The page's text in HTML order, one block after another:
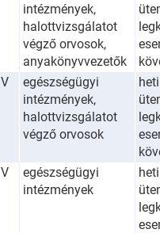
intézmények,
halottvizsgálatot
végző orvosok,
anyakönyvvezetők
V
egészségügyi
intézmények,
halottvizsgálatot
végző orvosok
heti
V
egészségügyi
intézmények
heti